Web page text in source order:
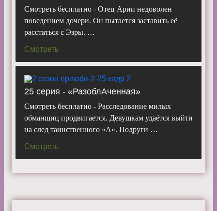
Смотреть бесплатно - Отец Арии недоволен
поведением дочери. Он пытается заставить её
расстаться с Эзры. …
Смотреть
25 серия - «РазоблАченная»
Смотреть бесплатно - Расследование милых
обманщиц продвигается. Девушкам удаётся выйти
на след таинственного «А». Подруги …
Смотреть